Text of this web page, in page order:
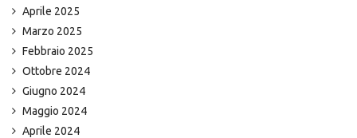
Aprile 2025
Marzo 2025
Febbraio 2025
Ottobre 2024
Giugno 2024
Maggio 2024
Aprile 2024